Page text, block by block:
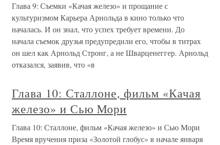
Глава 9: Съемки «Качая железо» и прощание с
культуризмом Карьера Арнольда в кино только что
началась. И он знал, что успех требует времени. До
начала съемок друзья предупредили его, чтобы в титрах
он шел как Арнольд Стронг, а не Шварценеггер. Арнольд
отказался, заявив, что «в
Глава 10: Сталлоне, фильм «Качая
железо» и Сью Мори
Глава 10: Сталлоне, фильм «Качая железо» и Сью Мори
Время вручения приза «Золотой глобус» в начале января